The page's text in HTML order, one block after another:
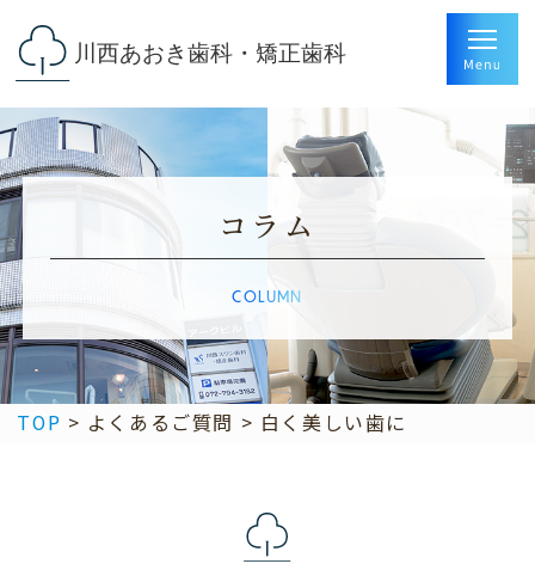
コラム
COLUMN
TOP > よくあるご質問 > 白く美しい歯に